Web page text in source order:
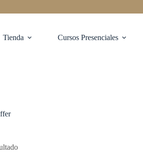
Tienda Cursos Presenciales